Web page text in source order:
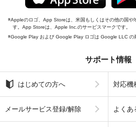
Appleのロゴ、App Storeは、米国もしくはその他の国
す。App Storeは、Apple Inc.のサービスマークです。
Google Play および Google Play ロゴは Google LLC の
サポート情報
はじめての方へ 対応機
メールサービス登録/解除 よくあ